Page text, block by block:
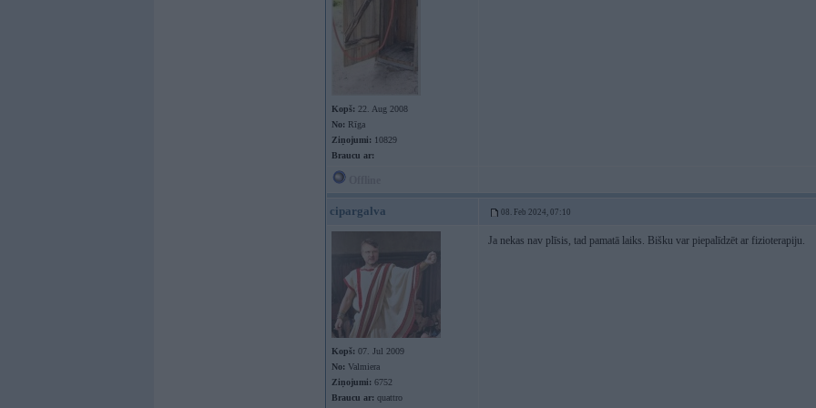
Kopš: 22. Aug 2008
No: Rīga
Ziņojumi: 10829
Braucu ar:
cipargalva 08. Feb 2024, 07:10
Kopš: 07. Jul 2009
No: Valmiera
Ziņojumi: 6752
Braucu ar: quattro
Ja nekas nav plīsis, tad pamatā laiks. Bišku var piepalīdzēt ar fizioterapiju.